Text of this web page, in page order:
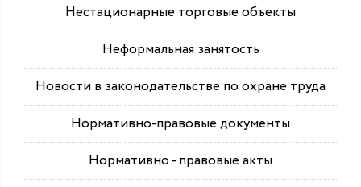
Нестационарные торговые объекты
Неформальная занятость
Новости в законодательстве по охране труда
Нормативно-правовые документы
Нормативно - правовые акты